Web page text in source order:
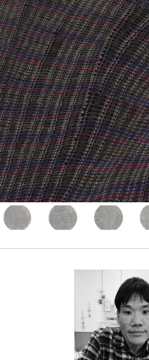
News
About
Artists
Goods
Media
online-